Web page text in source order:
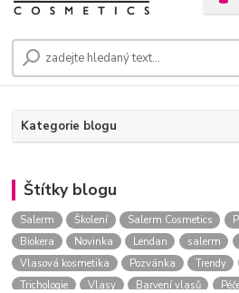
Kategorie blogu
Štítky blogu
Salerm Školení Salerm Cosmetics
Biokera
Novinka Lendan salerm
Vlasová kosmetika
Pozvánka Trendy
Trichologie
Vlasy Barvení vlasů